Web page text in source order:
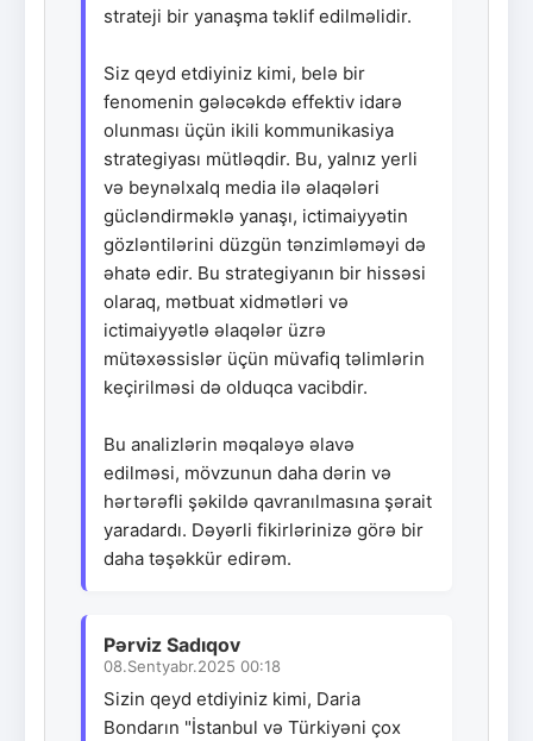
strateji bir yanaşma təklif edilməlidir.
Siz qeyd etdiyiniz kimi, belə bir
fenomenin gələcəkdə effektiv idarə
olunması üçün ikili kommunikasiya
strategiyası mütləqdir. Bu, yalnız yerli
və beynəlxalq media ilə əlaqələri
gücləndirməklə yanaşı, ictimaiyyətin
gözləntilərini düzgün tənzimləməyi də
əhatə edir. Bu strategiyanın bir hissəsi
olaraq, mətbuat xidmətləri və
ictimaiyyətlə əlaqələr üzrə
mütəxəssislər üçün müvafiq təlimlərin
keçirilməsi də olduqca vacibdir.
Bu analizlərin məqaləyə əlavə
edilməsi, mövzunun daha dərin və
hərtərəfli şəkildə qavranılmasına şərait
yaradardı. Dəyərli fikirlərinizə görə bir
daha təşəkkür edirəm.
Pərviz Sadıqov
08.Sentyabr.2025 00:18
Sizin qeyd etdiyiniz kimi, Daria
Bondarın "İstanbul və Türkiyəni çox